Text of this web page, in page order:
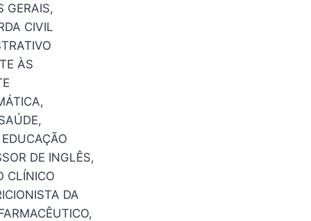
GERAIS,
CIVIL
ÀS
DE INGLÊS,
CLÍNICO
DA